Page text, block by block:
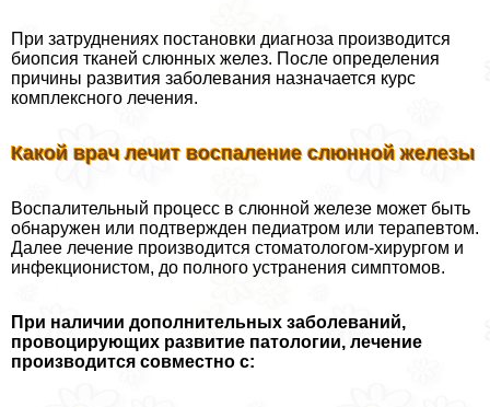
При затруднениях постановки диагноза производится
биопсия тканей слюнных желез. После определения
причины развития заболевания назначается курс
комплексного лечения.
Какой врач лечит воспаление слюнной железы
Воспалительный процесс в слюнной железе может быть
обнаружен или подтвержден педиатром или терапевтом.
Далее лечение производится стоматологом-хирургом и
инфекционистом, до полного устранения симптомов.
При наличии дополнительных заболеваний,
провоцирующих развитие патологии, лечение
производится совместно с: